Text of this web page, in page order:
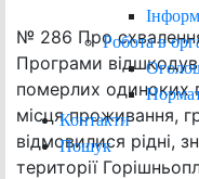
Робота в
Контакти
Пошук
№ 286 Про
Програми
померлих одиноких
місця проживання,
відмовилися рідні,
території